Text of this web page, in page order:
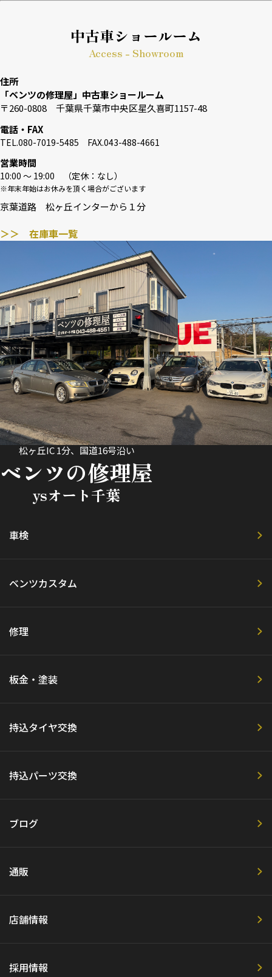
中古車ショールーム
Access - Showroom
住所
「ベンツの修理屋」中古車ショールーム
〒260-0808 千葉県千葉市中央区星久喜町1157-48
電話・FAX
TEL.080-7019-5485 FAX.043-488-4661
営業時間
10:00 〜 19:00 （定休：なし）
※年末年始はお休みを頂く場合がございます
京葉道路 松ヶ丘インターから１分
＞＞ 在庫車一覧
松ヶ丘IC 1分、国道16号沿い
ベンツの修理屋
ysオート千葉
車検
ベンツカスタム
修理
板金・塗装
持込タイヤ交換
持込パーツ交換
ブログ
通販
店舗情報
採用情報